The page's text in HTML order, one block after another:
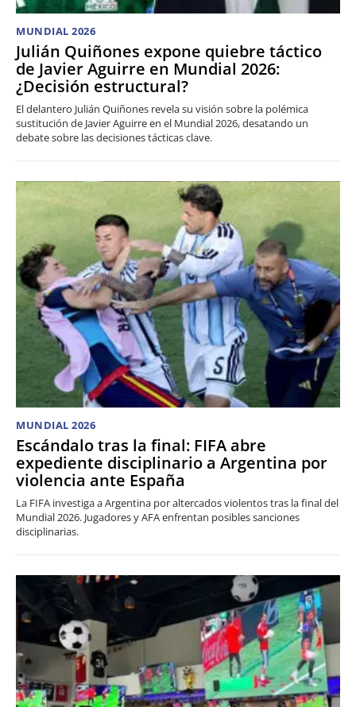
MUNDIAL 2026
Julián Quiñones expone quiebre táctico
de Javier Aguirre en Mundial 2026:
¿Decisión estructural?
El delantero Julián Quiñones revela su visión sobre la polémica
sustitución de Javier Aguirre en el Mundial 2026, desatando un
debate sobre las decisiones tácticas clave.
MUNDIAL 2026
Escándalo tras la final: FIFA abre
expediente disciplinario a Argentina por
violencia ante España
La FIFA investiga a Argentina por altercados violentos tras la final del
Mundial 2026. Jugadores y AFA enfrentan posibles sanciones
disciplinarias.